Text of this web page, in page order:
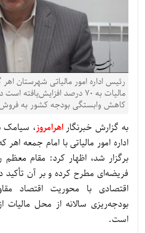
رئیس اداره امور مالیاتی شهرستان
مالیات به 70 درصد
کاهش وابستگی بودجه کشور به
به گزارش خبرنگاراهرامروز، سیامک
اداره امور مالیاتی با امام جمعه
برگزار شد، اظهار کرد: مقام معظم
فریضه‌ای مطرح کرده و بر آن تأکید
اقتصادی با محوریت اقتصاد
است.